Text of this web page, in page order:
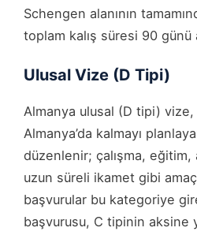
Schengen alanının
toplam kalış süresi 90 günü
Ulusal Vize (D Tipi)
Almanya ulusal (D tipi)
Almanya’da kalmayı
düzenlenir; çalışma,
uzun süreli ikamet gibi
başvurular bu kategoriye
başvurusu, C tipinin aksine